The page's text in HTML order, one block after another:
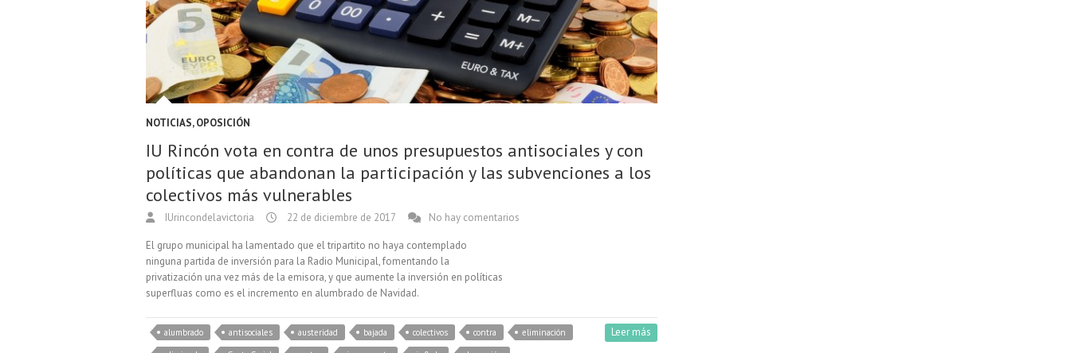
NOTICIAS,OPOSICIÓN
IU Rincón vota en contra de unos presupuestos antisociales y con
políticas que abandonan la participación y las subvenciones a los
colectivos más vulnerables
IUrincondelavictoria 22 de diciembre de 2017 No hay comentarios
El grupo municipal ha lamentado que el tripartito no haya contemplado
ninguna partida de inversión para la Radio Municipal, fomentando la
privatización una vez más de la emisora, y que aumente la inversión en políticas
superfluas como es el incremento en alumbrado de Navidad.
alumbrado antisociales austeridad bajada colectivos contra
eliminación
Leer más